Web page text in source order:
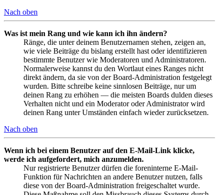
Nach oben
Was ist mein Rang und wie kann ich ihn ändern?
Ränge, die unter deinem Benutzernamen stehen, zeigen an,
wie viele Beiträge du bislang erstellt hast oder identifizieren
bestimmte Benutzer wie Moderatoren und Administratoren.
Normalerweise kannst du den Wortlaut eines Ranges nicht
direkt ändern, da sie von der Board-Administration festgelegt
wurden. Bitte schreibe keine sinnlosen Beiträge, nur um
deinen Rang zu erhöhen — die meisten Boards dulden dieses
Verhalten nicht und ein Moderator oder Administrator wird
deinen Rang unter Umständen einfach wieder zurücksetzen.
Nach oben
Wenn ich bei einem Benutzer auf den E-Mail-Link klicke,
werde ich aufgefordert, mich anzumelden.
Nur registrierte Benutzer dürfen die foreninterne E-Mail-
Funktion für Nachrichten an andere Benutzer nutzen, falls
diese von der Board-Administration freigeschaltet wurde.